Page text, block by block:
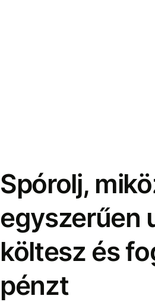
Spórolj,
egyszerűen
költesz és
pénzt